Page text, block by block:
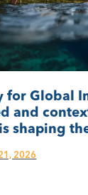
for Global
and
shaping
2026